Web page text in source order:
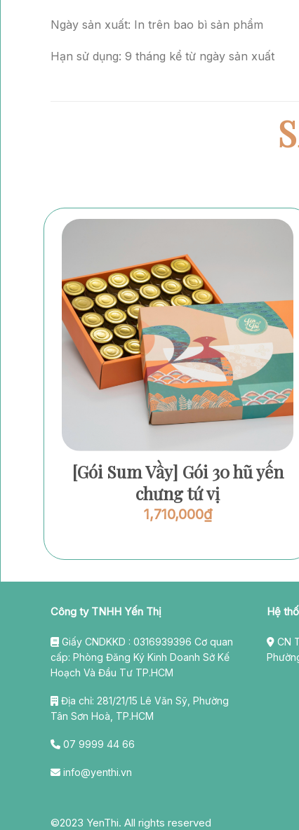
Ngày sản xuất: In trên bao bì sản phẩm
Hạn sử dụng: 9 tháng kể từ ngày sản xuất
[Gói Sum Vầy] Gói 30 hũ yến
chưng tứ vị
1,710,000₫
Công ty TNHH Yến Thị
Giấy CNDKKD : 0316939396 Cơ quan
cấp: Phòng Đăng Ký Kinh Doanh Sở Kế
Hoạch Và Đầu Tư TP.HCM
Địa chỉ: 281/21/15 Lê Văn Sỹ, Phường
Tân Sơn Hoà, TP.HCM
07 9999 44 66
info@yenthi.vn
Hệ
CN
©2023 YenThi. All rights reserved